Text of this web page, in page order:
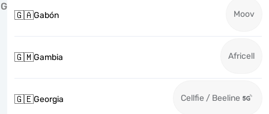
G
🇬🇦Gabón Moov
🇬🇲Gambia Africell
🇬🇪Georgia Cellfie / Beeline